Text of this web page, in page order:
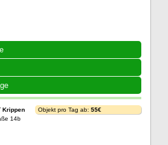
Krippen
14b
Objekt pro Tag ab: 55€